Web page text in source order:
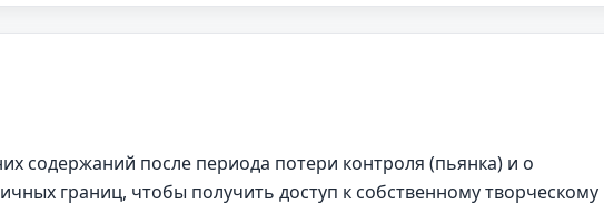
содержаний после периода потери контроля (пьянка) и о
границ, чтобы получить доступ к собственному творческому